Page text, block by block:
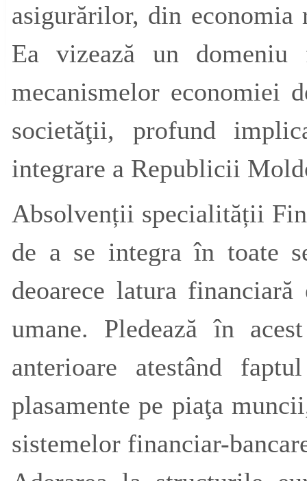
asigurărilor, din
Ea vizează un domeniu
mecanismelor economiei
societăţii, profund
integrare a Republicii
Absolvenții specialității
de a se integra în toate
deoarece latura
umane. Pledează în
anterioare atestând
plasamente pe piaţa
sistemelor financiar-